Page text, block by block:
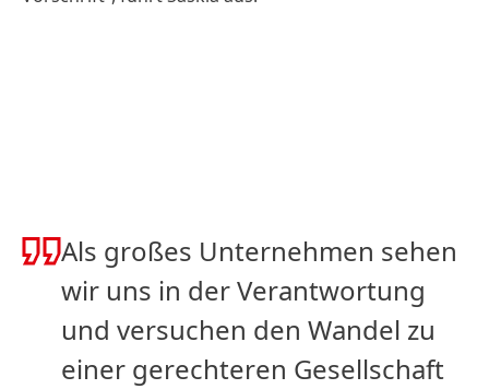
Als großes Unternehmen sehen
wir uns in der Verantwortung
und versuchen den Wandel zu
einer gerechteren Gesellschaft